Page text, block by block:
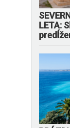
LETA: